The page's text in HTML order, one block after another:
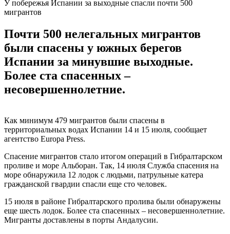
У побережья Испании за выходные спасли почти 500
мигрантов
Почти 500 нелегальных мигрантов
были спасены у южных берегов
Испании за минувшие выходные.
Более ста спасенных –
несовершеннолетние.
Как минимум 479 мигрантов были спасены в
территориальных водах Испании 14 и 15 июля, сообщает
агентство Europa Press.
Спасение мигрантов стало итогом операций в Гибралтарском
проливе и море Альборан. Так, 14 июля Служба спасения на
море обнаружила 12 лодок с людьми, патрульные катера
гражданской гвардии спасли еще сто человек.
15 июля в районе Гибралтарского пролива были обнаружены
еще шесть лодок. Более ста спасенных – несовершеннолетние.
Мигранты доставлены в порты Андалусии.